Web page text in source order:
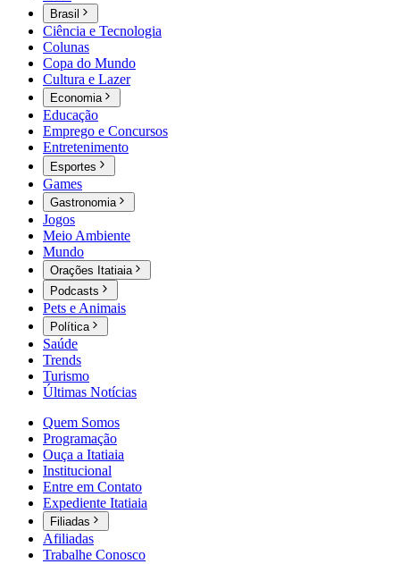
Brasil
Ciência e Tecnologia
Colunas
Copa do Mundo
Cultura e Lazer
Economia
Educação
Emprego e Concursos
Entretenimento
Esportes
Games
Gastronomia
Jogos
Meio Ambiente
Mundo
Orações Itatiaia
Podcasts
Pets e Animais
Política
Saúde
Trends
Turismo
Últimas Notícias
Quem Somos
Programação
Ouça a Itatiaia
Institucional
Entre em Contato
Expediente Itatiaia
Filiadas
Afiliadas
Trabalhe Conosco